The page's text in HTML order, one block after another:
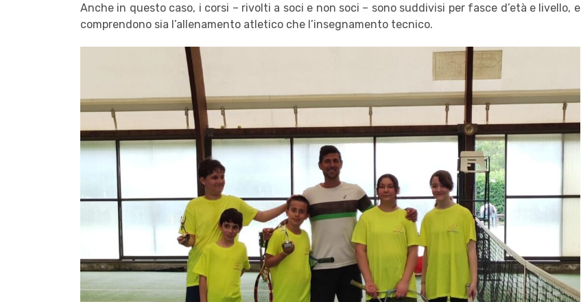
Anche in questo caso, i corsi – rivolti a soci e non soci – sono suddivisi per fasce d’età e livello, e
comprendono sia l’allenamento atletico che l’insegnamento tecnico.